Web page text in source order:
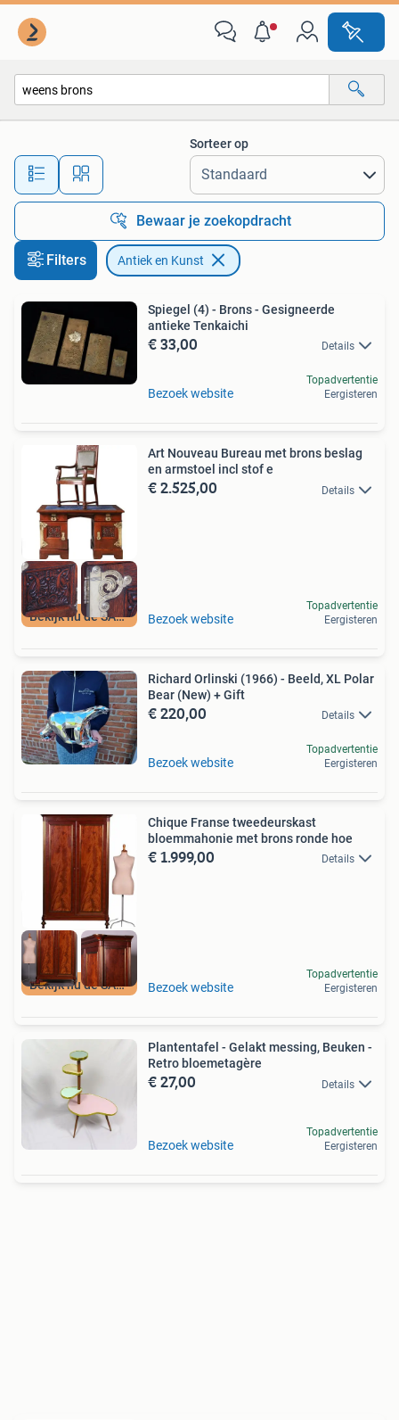
Alle afstanden…
Sorteer op
Bewaar je zoekopdracht
Filters Antiek en Kunst
Spiegel (4) - Brons - Gesigneerde
antieke Tenkaichi
€ 33,00 Details
Bezoek website
Topadvertentie
Eergisteren
Bekijk nu de SALE
Art Nouveau Bureau met brons beslag
en armstoel incl stof e
€ 2.525,00 Details
Bezoek website
Topadvertentie
Eergisteren
Richard Orlinski (1966) - Beeld, XL Polar
Bear (New) + Gift
€ 220,00 Details
Bezoek website
Topadvertentie
Eergisteren
Bekijk nu de SALE
Chique Franse tweedeurskast
bloemmahonie met brons ronde hoe
€ 1.999,00 Details
Bezoek website
Topadvertentie
Eergisteren
Plantentafel - Gelakt messing, Beuken -
Retro bloemetagère
€ 27,00 Details
Bezoek website
Topadvertentie
Eergisteren